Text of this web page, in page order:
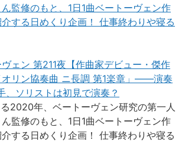
監修のもと、1日1曲ベートーヴェン作
する日めくり企画！ 仕事終わりや寝る
ェン 第211夜【作曲家デビュー・傑作
オリン協奏曲 ニ長調 第1楽章」——演奏
、ソリストは初見で演奏？
2020年、ベートーヴェン研究の第一人
監修のもと、1日1曲ベートーヴェン作
する日めくり企画！ 仕事終わりや寝る